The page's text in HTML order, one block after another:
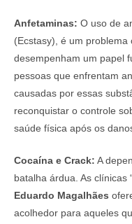
Anfetaminas: O uso de
(Ecstasy), é um
desempenham um papel
pessoas que enfrentam
causadas por essas
reconquistar o controle
saúde física após os
Cocaína e Crack: A
batalha árdua. As clínicas
Eduardo Magalhães
acolhedor para aqueles